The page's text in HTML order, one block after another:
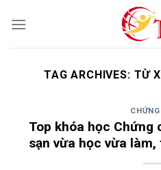
TAG ARCHIVES: TỪ
Top khóa học Chứng
sạn vừa học vừa